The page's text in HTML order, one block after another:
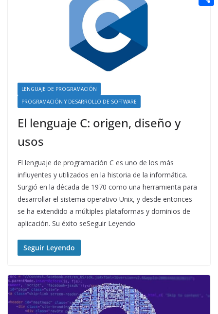
LENGUAJE DE PROGRAMACIÓN
PROGRAMACIÓN Y DESARROLLO DE SOFTWARE
El lenguaje C: origen, diseño y
usos
El lenguaje de programación C es uno de los más
influyentes y utilizados en la historia de la informática.
Surgió en la década de 1970 como una herramienta para
desarrollar el sistema operativo Unix, y desde entonces
se ha extendido a múltiples plataformas y dominios de
aplicación. Su éxito seSeguir Leyendo
Seguir Leyendo
n
a